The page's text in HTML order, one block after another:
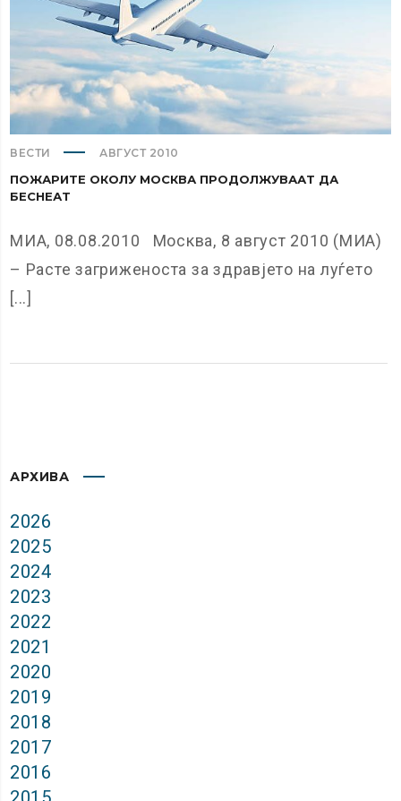
ВЕСТИ АВГУСТ 2010
ПОЖАРИТЕ ОКОЛУ МОСКВА ПРОДОЛЖУВААТ ДА
БЕСНЕАТ
МИА, 08.08.2010 Москва, 8 август 2010 (МИА)
– Расте загриженоста за здравјето на луѓето
[...]
АРХИВА
2026
2025
2024
2023
2022
2021
2020
2019
2018
2017
2016